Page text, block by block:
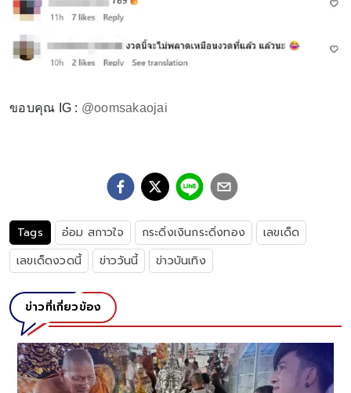
ขอบคุณ IG : @oomsakaojai
Tags อ๋อม สกาวใจ กระดิ่งเงินกระดิ่งทอง
เลขเด็ด
เลขเด็ดงวดนี้
ข่าววันนี้ ข่าวบันเทิง
ข่าวที่เกี่ยวข้อง